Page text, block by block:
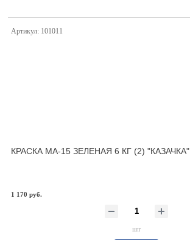
Артикул: 101011
КРАСКА МА-15 ЗЕЛЕНАЯ 6 КГ (2) "КАЗАЧКА"
1 170 руб.
шт